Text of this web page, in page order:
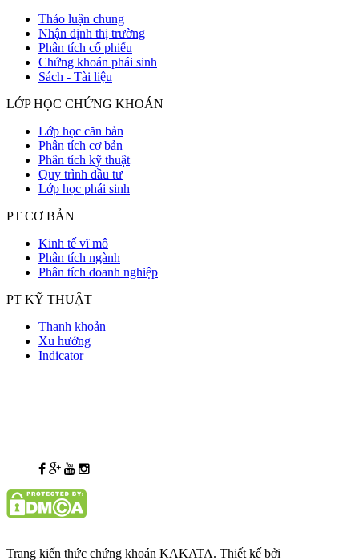
Thảo luận chung
Nhận định thị trường
Phân tích cổ phiếu
Chứng khoán phái sinh
Sách - Tài liệu
LỚP HỌC CHỨNG KHOÁN
Lớp học căn bản
Phân tích cơ bản
Phân tích kỹ thuật
Quy trình đầu tư
Lớp học phái sinh
PT CƠ BẢN
Kinh tế vĩ mô
Phân tích ngành
Phân tích doanh nghiệp
PT KỸ THUẬT
Thanh khoản
Xu hướng
Indicator
Trang kiến thức chứng khoán KAKATA. Thiết kế bởi